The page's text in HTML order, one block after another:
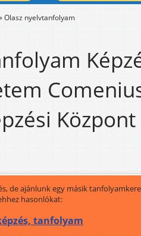
Olasz nyelvtanfolyam
Központ
de ajánlunk egy másik
hasonlókat:
tanfolyam